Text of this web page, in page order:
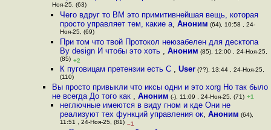
Ноя-25, (63)
Чего вдруг то ВМ это примитивнейшая вещь, которая
просто управляет тем, какие a,Аноним (64), 10:58 , 24-
Ноя-25, (69)
При том что твой Протокол неюзабелен для десктопа
By design И чтобы это хоть ,Аноним (85), 12:00 , 24-Ноя-25,
(85) +2
К пуговицам претензии есть С ,User (??), 13:44 , 24-Ноя-25,
(110)
Вы просто привыкли что иксы одни и это xorg Но так было
не всегда До того как , Аноним (-), 11:09 , 24-Ноя-25, (71) +1
неглючные имеются в виду гном и кде Они не
реализуют тех функций управления ок,Аноним (64),
11:51 , 24-Ноя-25, (81) –1